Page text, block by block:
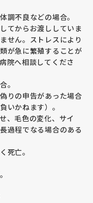
調不良などの場合。
てからお渡ししていま
せん。ストレスにより
が急に繁殖することが
院へ相談してくださ
。
りの申告があった場合
いかねます）。
、毛色の変化、サイ
過程でなる場合のある
死亡。